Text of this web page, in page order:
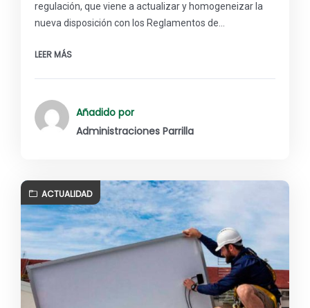
regulación, que viene a actualizar y homogeneizar la
nueva disposición con los Reglamentos de…
LEER MÁS
Añadido por
Administraciones Parrilla
ACTUALIDAD